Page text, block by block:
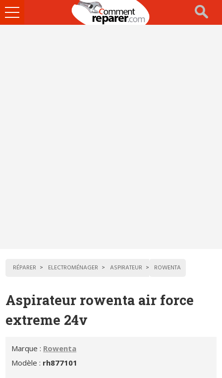
Ouvrir
le
RÉPARER ELECTROMÉNAGER ASPIRATEUR ROWENTA
Aspirateur rowenta air force
extreme 24v
Marque : Rowenta
Modèle : rh877101